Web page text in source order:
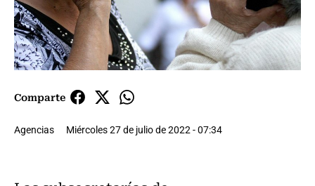
Comparte
Agencias Miércoles 27 de julio de 2022 - 07:34